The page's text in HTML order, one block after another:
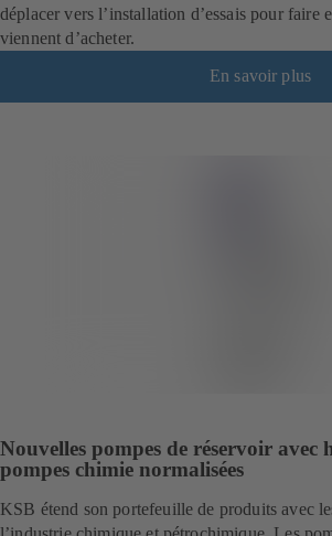
déplacer vers l’installation d’essais pour faire
viennent d’acheter.
En savoir plus
Nouvelles pompes de réservoir avec
pompes chimie normalisées
KSB étend son portefeuille de produits avec